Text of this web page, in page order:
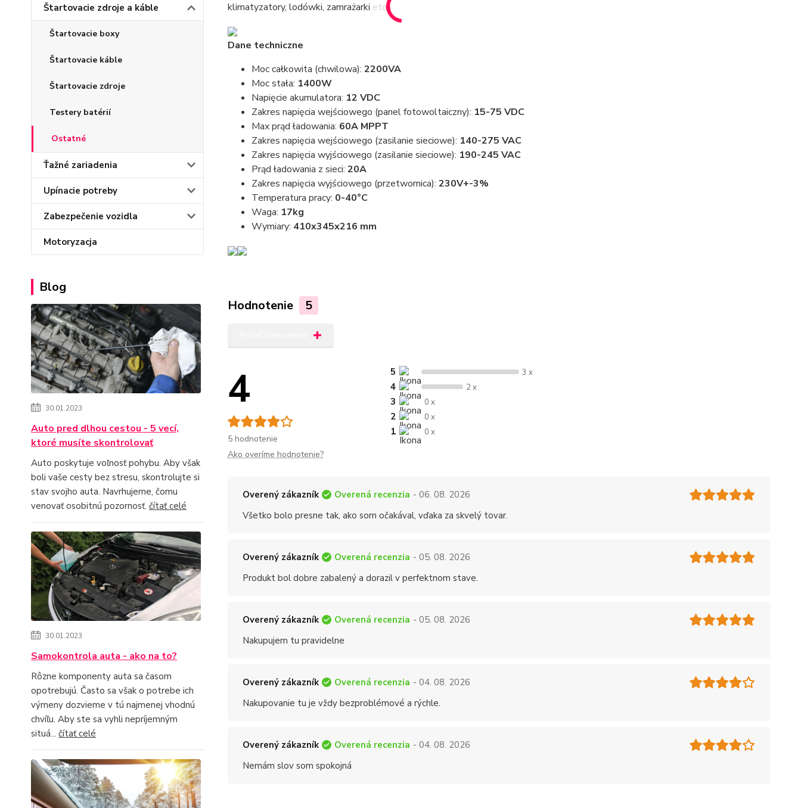
Štartovacie zdroje a káble
Štartovacie boxy
Štartovacie káble
Štartovacie zdroje
Testery batérií
Ostatné
Ťažné zariadenia
Upínacie potreby
Zabezpečenie vozidla
Motoryzacja
Blog
30.01.2023
Auto pred dlhou cestou - 5 vecí,
ktoré musíte skontrolovať
Auto poskytuje voľnosť pohybu. Aby však
boli vaše cesty bez stresu, skontrolujte si
stav svojho auta. Navrhujeme, čomu
venovať osobitnú pozornosť. čítať celé
30.01.2023
Samokontrola auta - ako na to?
Rôzne komponenty auta sa časom
opotrebujú. Často sa však o potrebe ich
výmeny dozvieme v tú najmenej vhodnú
chvíľu. Aby ste sa vyhli nepríjemným
situá... čítať celé
klimatyzatory, lodówki, zamrażarki etc.).
Dane techniczne
Moc całkowita (chwilowa): 2200VA
Moc stała: 1400W
Napięcie akumulatora: 12 VDC
Zakres napięcia wejściowego (panel fotowoltaiczny): 15-75 VDC
Max prąd ładowania: 60A MPPT
Zakres napięcia wejściowego (zasilanie sieciowe): 140-275 VAC
Zakres napięcia wyjściowego (zasilanie sieciowe): 190-245 VAC
Prąd ładowania z sieci: 20A
Zakres napięcia wyjściowego (przetwornica): 230V+-3%
Temperatura pracy: 0-40°C
Waga: 17kg
Wymiary: 410x345x216 mm
Hodnotenie 5
4
5 hodnotenie
5 3 x
4 2 x
3 0 x
2 0 x
1 0 x
Ako overíme hodnotenie?
Overený zákazník Overená recenzia - 06. 08. 2026
Všetko bolo presne tak, ako som očakával, vďaka za skvelý tovar.
Overený zákazník Overená recenzia - 05. 08. 2026
Produkt bol dobre zabalený a dorazil v perfektnom stave.
Overený zákazník Overená recenzia - 05. 08. 2026
Nakupujem tu pravidelne
Overený zákazník Overená recenzia - 04. 08. 2026
Nakupovanie tu je vždy bezproblémové a rýchle.
Overený zákazník Overená recenzia - 04. 08. 2026
Nemám slov som spokojná